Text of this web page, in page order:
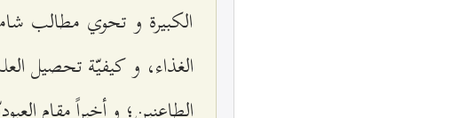
الكبيرة و تحوي مطالب
الغذاء، و كيفيّة تحصيل
الطاعنين؛ و أخيراً مقام